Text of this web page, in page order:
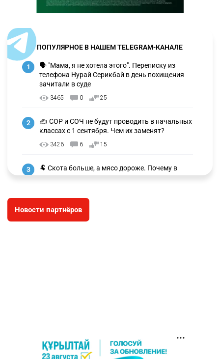
ПОПУЛЯРНОЕ В НАШЕМ TELEGRAM-КАНАЛЕ
1
🗣 "Мама, я не хотела этого". Переписку из
телефона Нурай Серикбай в день похищения
зачитали в суде
3465 0 25
2
✍️ СОР и СОЧ не будут проводить в начальных
классах с 1 сентября. Чем их заменят?
3426 6 15
3
🐏 Скота больше, а мясо дороже. Почему в
Казахстане продолжают расти цены на
2804 5
🏠 Оправданному пастуху из Актобе подарили
2312 7 12
Новости партнёров